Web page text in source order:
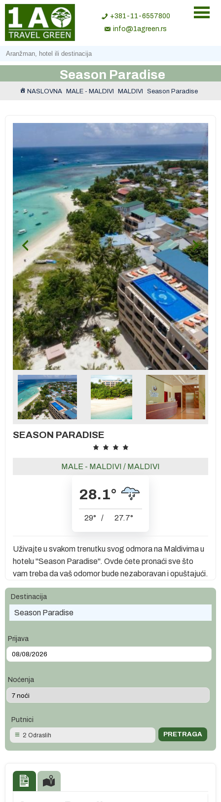
+381-11-6557800
info@1agreen.rs
Season Paradise
NASLOVNA MALE - MALDIVI MALDIVI Season Paradise
SEASON PARADISE
MALE - MALDIVI / MALDIVI
28.1°
29° / 27.7°
Uživajte u svakom trenutku svog odmora na Maldivima u
hotelu "Season Paradise". Ovde ćete pronaći sve što
vam treba da vaš odomor bude nezaboravan i opuštajući.
Destinacija
Season Paradise
Prijava
Noćenja
Putnici
2 Odraslih